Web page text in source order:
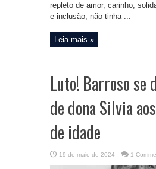
repleto de amor, carinho,
e inclusão, não tinha ...
Leia mais »
Luto! Barroso se
de dona Silvia
de idade
19 de maio de 2024 1